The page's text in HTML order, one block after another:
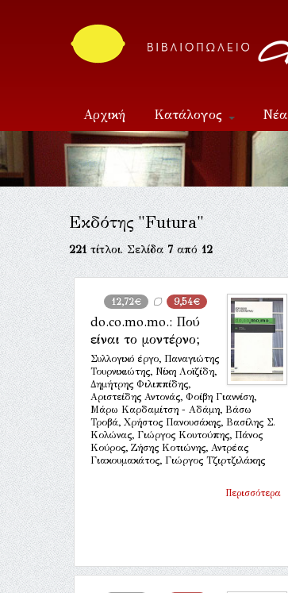
Αρχική Κατάλογος Νέα
Επικοινωνία
Εκδότης "Futura"
221τίτλοι. Σελίδα7από12
12,72€ 9,54€
do.co.mo.mo.: Πού
είναι το μοντέρνο;
Συλλογικό έργο, Παναγιώτης
Τουρνικιώτης, Νίκη Λοϊζίδη,
Δημήτρης Φιλιππίδης,
Αριστείδης Αντονάς, Φοίβη Γιαννίση,
Μάρω Καρδαμίτση - Αδάμη, Βάσω
Τροβά, Χρήστος Πανουσάκης, Βασίλης Σ.
Κολώνας, Γιώργος Κουτούπης, Πάνος
Κούρος, Ζήσης Κοτιώνης, Αντρέας
Γιακουμακάτος, Γιώργος Τζιρτζιλάκης
Περισσότερα